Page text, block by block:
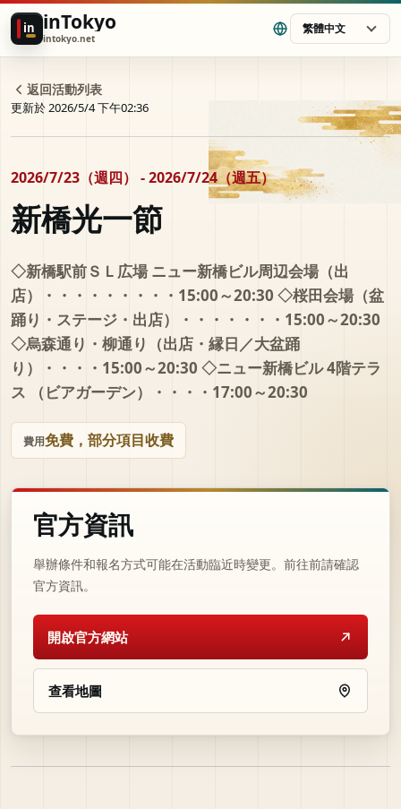
in inTokyo
intokyo.net
繁體中文
返回活動列表
更新於 2026/5/4 下午02:36
2026/7/23（週四） - 2026/7/24（週五）
新橋光一節
◇新橋駅前ＳＬ広場 ニュー新橋ビル周辺会場（出
店）・・・・・・・・・15:00～20:30 ◇桜田会場（盆
踊り・ステージ・出店）・・・・・・・15:00～20:30
◇烏森通り・柳通り（出店・縁日／大盆踊
り）・・・・15:00～20:30 ◇ニュー新橋ビル 4階テラ
ス （ビアガーデン）・・・・17:00～20:30
費用免費，部分項目收費
官方資訊
舉辦條件和報名方式可能在活動臨近時變更。前往前請確認
官方資訊。
開啟官方網站
查看地圖